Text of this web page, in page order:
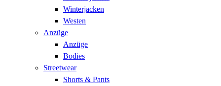
Winterjacken
Westen
Anzüge
Anzüge
Bodies
Streetwear
Shorts & Pants